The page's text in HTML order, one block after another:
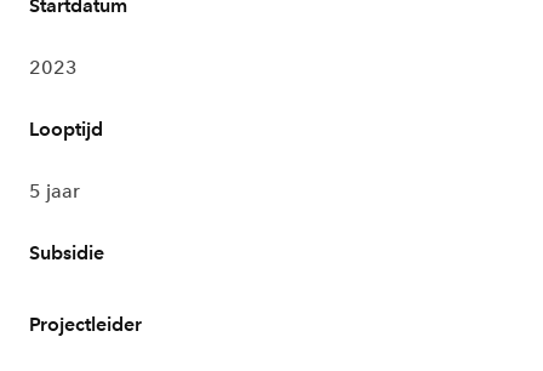
Startdatum
2023
Looptijd
5 jaar
Subsidie
Projectleider